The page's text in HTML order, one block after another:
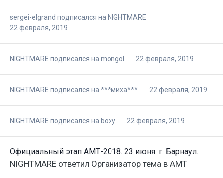
sergei-elgrand подписался на NIGHTMARE
22 февраля, 2019
NIGHTMARE подписался на mongol 22 февраля, 2019
NIGHTMARE подписался на ***миха*** 22 февраля, 2019
NIGHTMARE подписался на boxy 22 февраля, 2019
Официальный этап АМТ-2018. 23 июня. г. Барнаул.
NIGHTMARE ответил Организатор тема в АМТ